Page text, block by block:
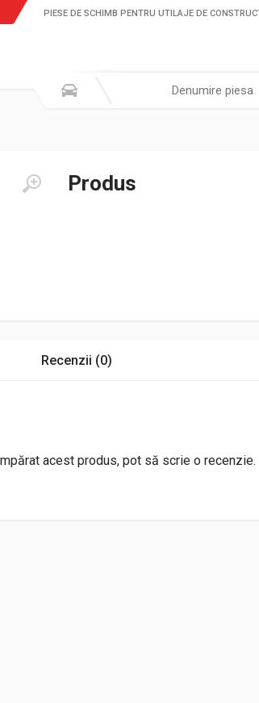
PIESE DE SCHIMB PENTRU UTILAJE DE
Produs
Recenzii (0)
acest produs, pot să scrie o recenzie.